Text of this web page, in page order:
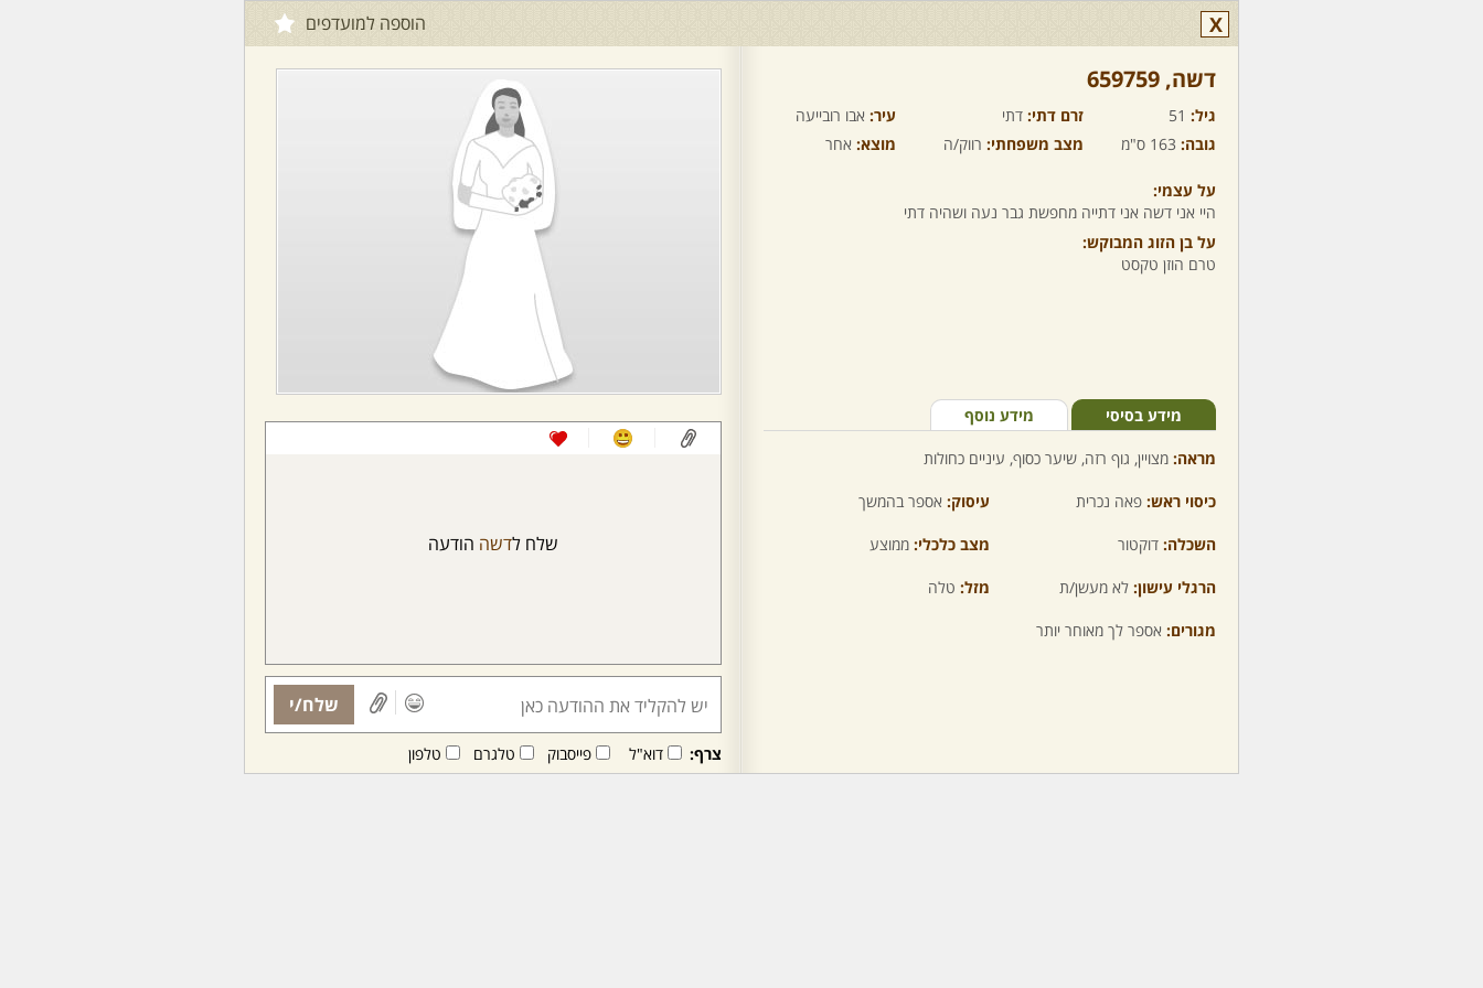
X הוספה למועדפים
דשה,‏ 659759
גיל: 51 זרם דתי: דתי עיר: אבו רובייעה
גובה: 163 ס"מ מצב משפחתי: רווק/ה מוצא: אחר
על עצמי:
היי אני דשה אני דתייה מחפשת גבר נעה ושהיה דתי
על בן הזוג המבוקש:
טרם הוזן טקסט
מידע בסיסי מידע נוסף
מראה: מצויין, גוף רזה, שיער כסוף, עיניים כחולות
כיסוי ראש: פאה נכרית עיסוק: אספר בהמשך
השכלה: דוקטור מצב כלכלי: ממוצע
הרגלי עישון: לא מעשן/ת מזל: טלה
מגורים: אספר לך מאוחר יותר
שלח לדשה הודעה
שלח/י
צרף: דוא"ל פייסבוק טלגרם טלפון